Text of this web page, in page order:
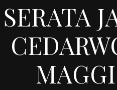
SERATA